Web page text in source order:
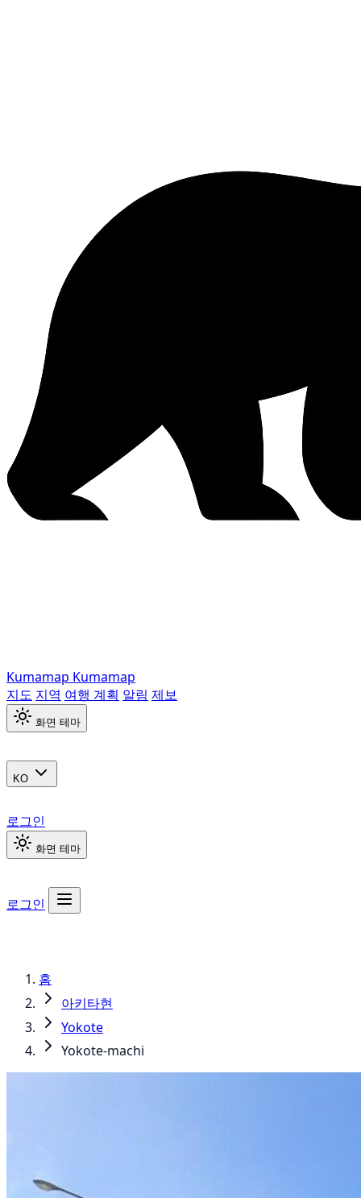
Kumamap Kumamap
지도 지역 여행 계획 알림 제보
화면 테마
KO
로그인
화면 테마
로그인
홈
아키타현
Yokote
Yokote-machi